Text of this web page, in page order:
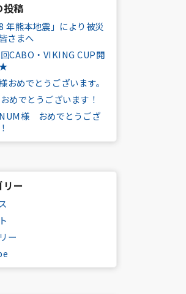
投稿
8 年熊本地震」により被災
さまへ
CABO・VIKING CUP開
おめでとうございます。
めでとうございます！
様 おめでとうござ
ー
ー